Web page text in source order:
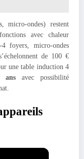
micro-ondes) restent
avec chaleur
foyers, micro-ondes
de 100 €
une table induction 4
ansavec possibilité